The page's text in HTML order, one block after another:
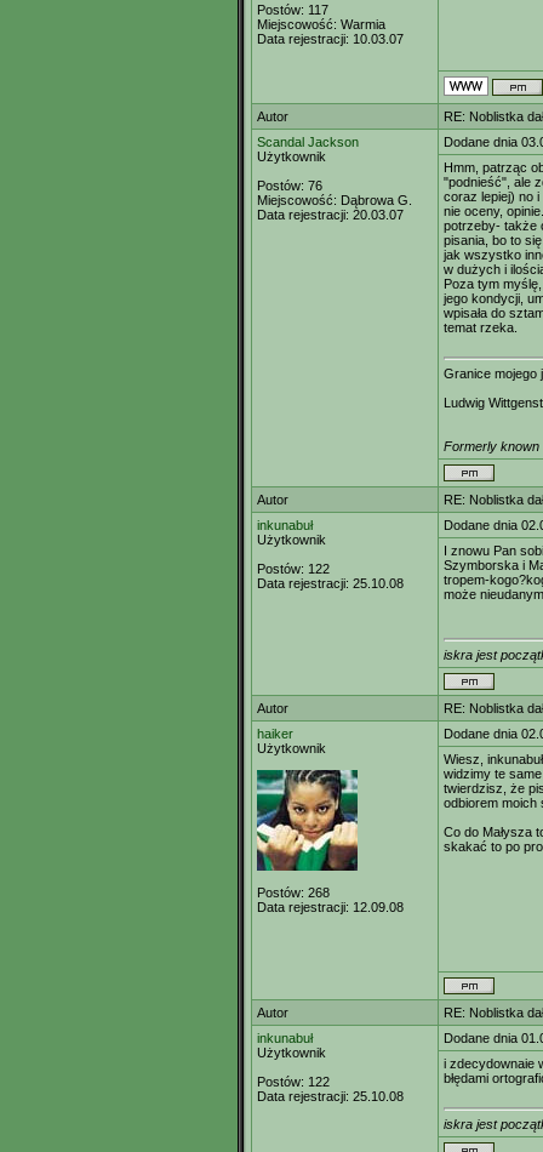
Postów: 117
Miejscowość: Warmia
Data rejestracji: 10.03.07
Autor
RE: Noblistka
Scandal Jackson
Użytkownik
Postów: 76
Miejscowość: Dąbrowa G.
Data rejestracji: 20.03.07
Dodane dnia
Hmm, patrząc
"podnieść", ale
coraz lepiej) no
nie oceny,
potrzeby- także
pisania, bo to
jak wszystko
w dużych i
Poza tym
jego kondycji,
wpisała do
temat rzeka.
Granice mojego
Ludwig
Formerly known
Autor
RE: Noblistka
inkunabuł
Użytkownik
Postów: 122
Data rejestracji: 25.10.08
Dodane dnia
I znowu Pan
Szymborska i
tropem-
może
iskra jest
Autor
RE: Noblistka
haiker
Użytkownik
Postów: 268
Data rejestracji: 12.09.08
Dodane dnia
Wiesz,
widzimy te
twierdzisz, że
odbiorem moich
Co do Małysza
skakać to po
Autor
RE: Noblistka
inkunabuł
Użytkownik
Postów: 122
Data rejestracji: 25.10.08
Dodane dnia
i zdecydownaie
błędami
iskra jest